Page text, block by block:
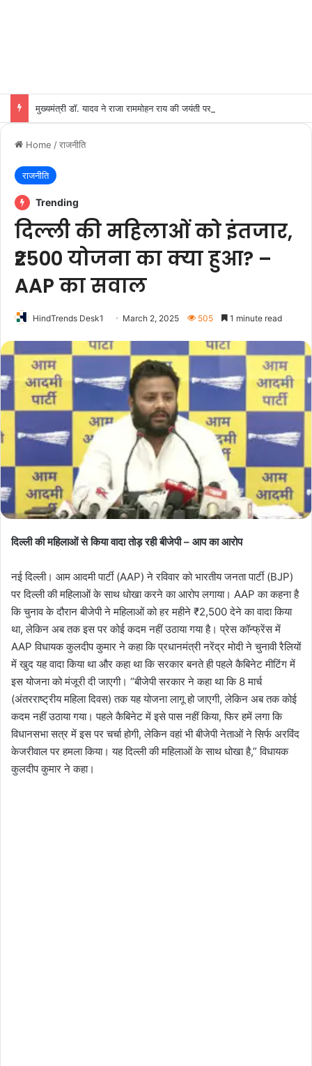
मुख्यमंत्री डॉ. यादव ने राजा राममोहन राय की जयंती पर किया नमन
Home /राजनीति
राजनीति
Trending
दिल्ली की महिलाओं को इंतजार,
₹2500 योजना का क्या हुआ? –
AAP का सवाल
HindTrends Desk1 March 2, 2025 505 1 minute read
दिल्ली की महिलाओं से किया वादा तोड़ रही बीजेपी – आप का आरोप
नई दिल्ली। आम आदमी पार्टी (AAP) ने रविवार को भारतीय जनता पार्टी (BJP)
पर दिल्ली की महिलाओं के साथ धोखा करने का आरोप लगाया। AAP का कहना है
कि चुनाव के दौरान बीजेपी ने महिलाओं को हर महीने ₹2,500 देने का वादा किया
था, लेकिन अब तक इस पर कोई कदम नहीं उठाया गया है। प्रेस कॉन्फ्रेंस में
AAP विधायक कुलदीप कुमार ने कहा कि प्रधानमंत्री नरेंद्र मोदी ने चुनावी रैलियों
में खुद यह वादा किया था और कहा था कि सरकार बनते ही पहले कैबिनेट मीटिंग में
इस योजना को मंजूरी दी जाएगी। “बीजेपी सरकार ने कहा था कि 8 मार्च
(अंतरराष्ट्रीय महिला दिवस) तक यह योजना लागू हो जाएगी, लेकिन अब तक कोई
कदम नहीं उठाया गया। पहले कैबिनेट में इसे पास नहीं किया, फिर हमें लगा कि
विधानसभा सत्र में इस पर चर्चा होगी, लेकिन वहां भी बीजेपी नेताओं ने सिर्फ अरविंद
केजरीवाल पर हमला किया। यह दिल्ली की महिलाओं के साथ धोखा है,” विधायक
कुलदीप कुमार ने कहा।